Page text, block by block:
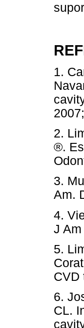
1.
2.
®.
3.
Am.
4.
J
5.
CVD
6.
CL.